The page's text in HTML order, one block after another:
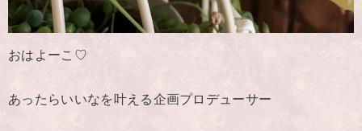
おはよーこ♡
あったらいいなを叶える企画プロデューサー